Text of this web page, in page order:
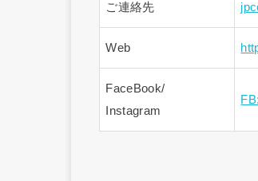
ご連絡先
Web
FaceBook/
Instagram